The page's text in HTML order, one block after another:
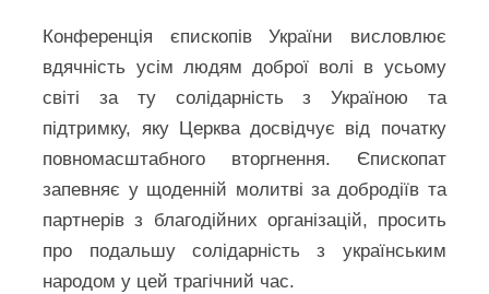
Конференція єпископів України висловлює
вдячність усім людям доброї волі в усьому
світі за ту солідарність з Україною та
підтримку, яку Церква досвідчує від початку
повномасштабного вторгнення. Єпископат
запевняє у щоденній молитві за добродіїв та
партнерів з благодійних організацій, просить
про подальшу солідарність з українським
народом у цей трагічний час.